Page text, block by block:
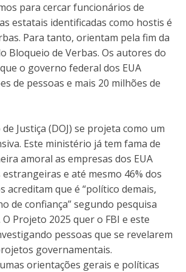
para cercar funcionários de
estatais identificadas como hostis é
Para tanto, orientam pela fim da
Bloqueio de Verbas. Os autores do
o governo federal dos EUA
de pessoas e mais 20 milhões de
Justiça (DOJ) se projeta como um
Este ministério já tem fama de
amoral as empresas dos EUA
e até mesmo 46% dos
acreditam que é “político demais,
de confiança” segundo pesquisa
Projeto 2025 quer o FBI e este
pessoas que se revelarem
governamentais.
orientações gerais e políticas